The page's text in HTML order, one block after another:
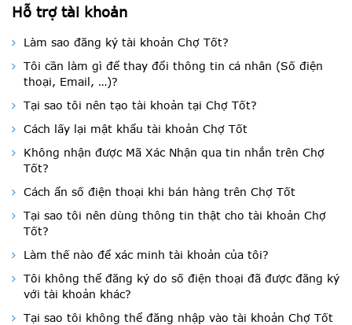
Hỗ trợ tài khoản
Làm sao đăng ký tài khoản Chợ Tốt?
Tôi cần làm gì để thay đổi thông tin cá nhân (Số điện
thoại, Email, …)?
Tại sao tôi nên tạo tài khoản tại Chợ Tốt?
Cách lấy lại mật khẩu tài khoản Chợ Tốt
Không nhận được Mã Xác Nhận qua tin nhắn trên Chợ
Tốt?
Cách ẩn số điện thoại khi bán hàng trên Chợ Tốt
Tại sao tôi nên dùng thông tin thật cho tài khoản Chợ
Tốt?
Làm thế nào để xác minh tài khoản của tôi?
Tôi không thể đăng ký do số điện thoại đã được đăng ký
với tài khoản khác?
Tại sao tôi không thể đăng nhập vào tài khoản Chợ Tốt